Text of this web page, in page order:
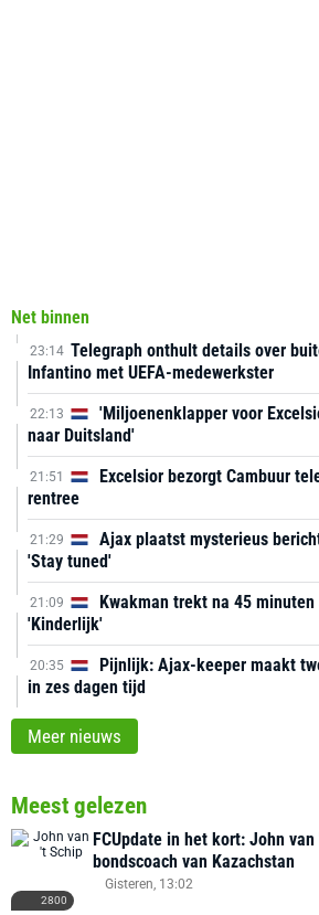
Net binnen
23:14 Telegraph onthult details over
Infantino met UEFA-medewerkster
22:13
'Miljoenenklapper voor
naar Duitsland'
21:51
Excelsior bezorgt Cambuur
rentree
21:29
Ajax plaatst mysterieus
'Stay tuned'
21:09
Kwakman trekt na 45
'Kinderlijk'
20:35
Pijnlijk: Ajax-keeper maakt
in zes dagen tijd
Meer nieuws
Meest gelezen
2800
FCUpdate in het kort: John
bondscoach van Kazachstan
Gisteren, 13:02